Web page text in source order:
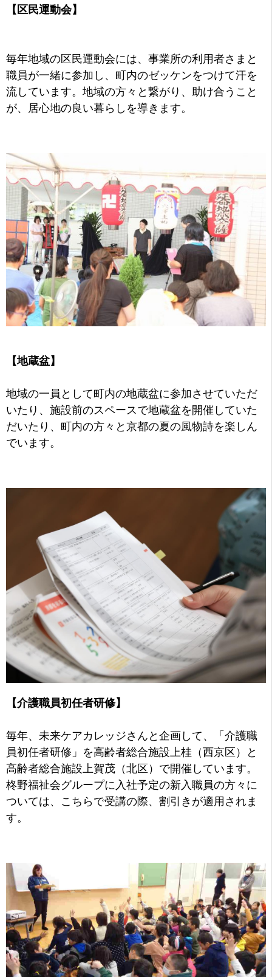
【区民運動会】
毎年地域の区民運動会には、事業所の利用者さまと
職員が一緒に参加し、町内のゼッケンをつけて汗を
流しています。地域の方々と繋がり、助け合うこと
が、居心地の良い暮らしを導きます。
【地蔵盆】
地域の一員として町内の地蔵盆に参加させていただ
いたり、施設前のスペースで地蔵盆を開催していた
だいたり、町内の方々と京都の夏の風物詩を楽しん
でいます。
【介護職員初任者研修】
毎年、未来ケアカレッジさんと企画して、「介護職
員初任者研修」を高齢者総合施設上桂（西京区）と
高齢者総合施設上賀茂（北区）で開催しています。
柊野福祉会グループに入社予定の新入職員の方々に
ついては、こちらで受講の際、割引きが適用されま
す。